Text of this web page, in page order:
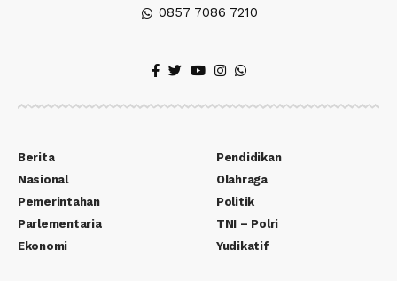
0857 7086 7210
Berita
Nasional
Pemerintahan
Parlementaria
Ekonomi
Pendidikan
Olahraga
Politik
TNI – Polri
Yudikatif